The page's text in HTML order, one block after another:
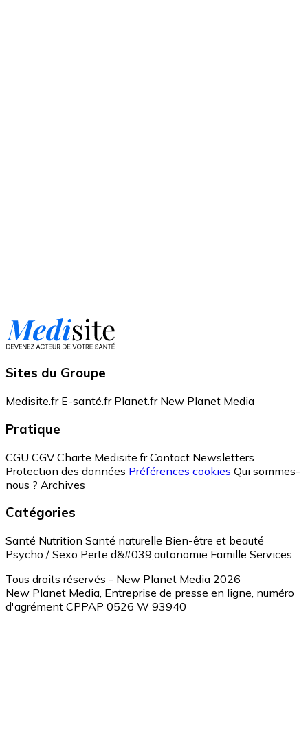
Sites du Groupe
Medisite.fr E-santé.fr Planet.fr New Planet Media
Pratique
CGU CGV Charte Medisite.fr Contact Newsletters
Protection des données Préférences cookies Qui sommes-
nous ? Archives
Catégories
Santé Nutrition Santé naturelle Bien-être et beauté
Psycho / Sexo Perte d&#039;autonomie Famille Services
Tous droits réservés - New Planet Media 2026
New Planet Media, Entreprise de presse en ligne, numéro
d'agrément CPPAP 0526 W 93940